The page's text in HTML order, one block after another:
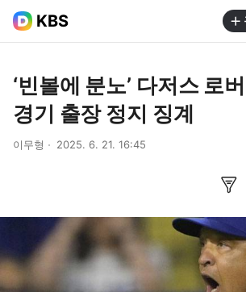
KBS
‘빈볼에 분노’ 다저스 로
경기 출장 정지 징계
이무형 2025. 6. 21. 16:45